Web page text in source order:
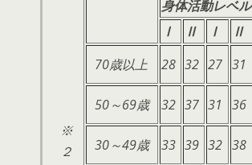
※
２
身体活動レベル
Ⅰ
Ⅱ Ⅰ
Ⅱ
70歳以上
28 32 27 31
50～69歳 32 37 31 36
30～49歳 33 39 32 38